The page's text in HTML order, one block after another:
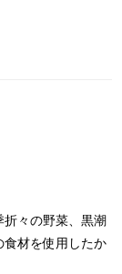
々の野菜、黒潮
食材を使用したか